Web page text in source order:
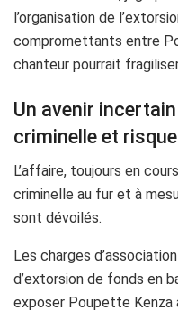
l’organisation de
compromettants entre
chanteur pourrait
Un avenir
criminelle et
L’affaire, toujours en
criminelle au fur et à
sont dévoilés.
Les charges
d’extorsion de fonds en
exposer Poupette Kenza